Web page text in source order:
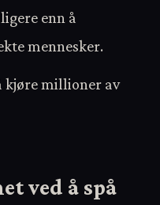
enn å
mennesker.
kjøre millioner av
ved å spå